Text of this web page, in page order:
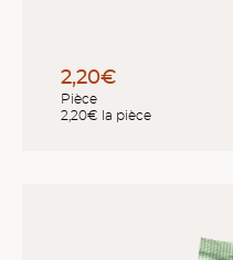
2,20€
Pièce
2,20€ la pièce